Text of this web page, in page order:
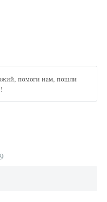
помоги нам, пошли